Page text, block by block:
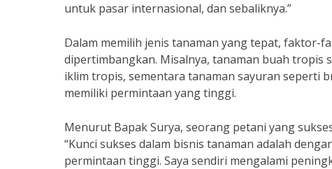
untuk pasar internasional, dan sebaliknya.”
Dalam memilih jenis tanaman yang tepat, faktor-
dipertimbangkan. Misalnya, tanaman buah tropis
iklim tropis, sementara tanaman sayuran seperti
memiliki permintaan yang tinggi.
Menurut Bapak Surya, seorang petani yang
“Kunci sukses dalam bisnis tanaman adalah
permintaan tinggi. Saya sendiri mengalami